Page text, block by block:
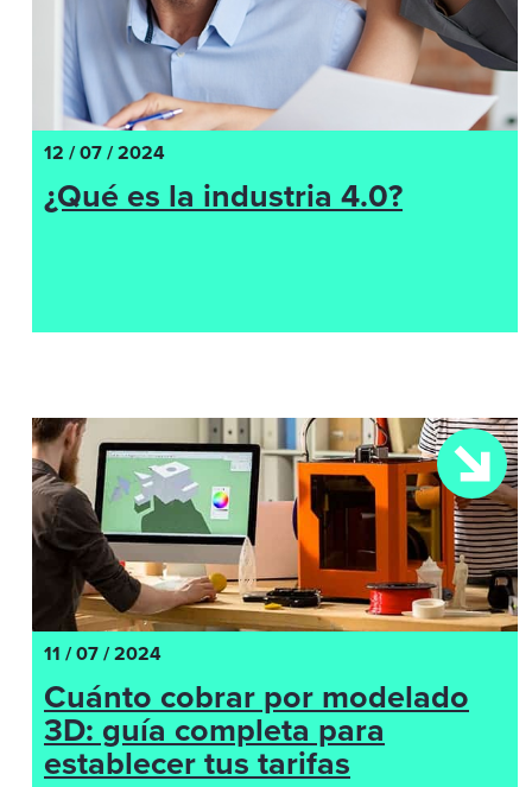
12 / 07 / 2024
¿Qué es la industria 4.0?
11 / 07 / 2024
Cuánto cobrar por modelado
3D: guía completa para
establecer tus tarifas